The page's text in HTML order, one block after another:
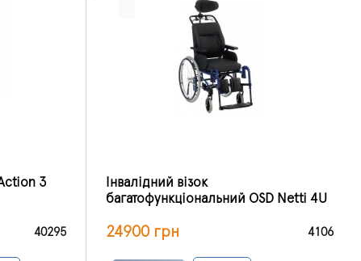
3
40295
Інвалідний візок
багатофункціональний OSD Netti 4U
24900 грн 4106